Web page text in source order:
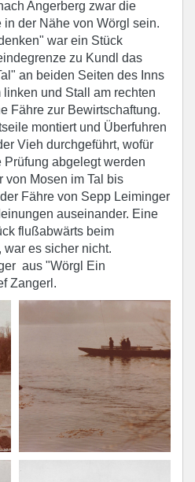
Angerberg zwar die
in der Nähe von Wörgl sein.
war ein Stück
zu Kundl das
an beiden Seiten des Inns
und Stall am rechten
Fähre zur Bewirtschaftung.
montiert und Überfuhren
Vieh durchgeführt, wofür
abgelegt werden
von Mosen im Tal bis
Fähre von Sepp Leiminger
auseinander. Eine
flußabwärts beim
es sicher nicht.
aus "Wörgl Ein
Zangerl.